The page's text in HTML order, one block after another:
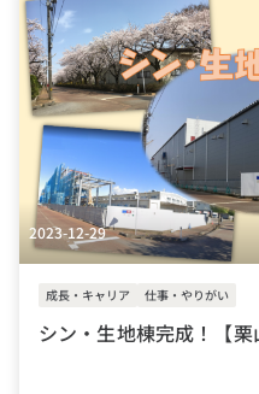
2023-12-29
成長・キャリア 仕事・やりがい
シン・生地棟完成！【栗